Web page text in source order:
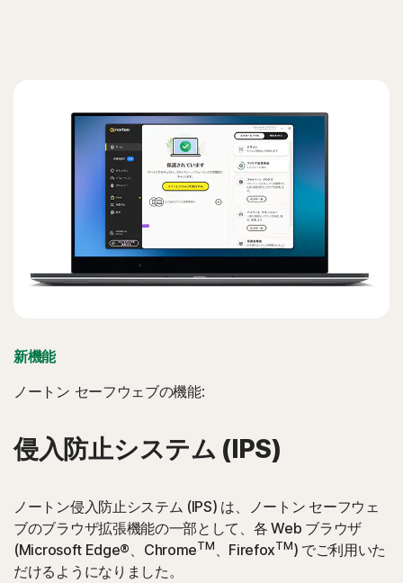
新機能
ノートン セーフウェブの機能:
侵入防止システム (IPS)
ノートン侵入防止システム (IPS) は、ノートン セーフウェ
ブのブラウザ拡張機能の一部として、各 Web ブラウザ
(Microsoft Edge®、ChromeTM 、FirefoxTM) でご利用いた
だけるようになりました。